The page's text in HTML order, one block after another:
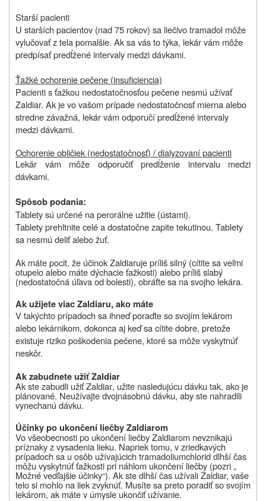
Starší pacienti
U starších pacientov (nad 75 rokov) sa liečivo tramadol môže
vylučovať z tela pomalšie. Ak sa vás to týka, lekár vám môže
predpísať predĺžené intervaly medzi dávkami.
Ťažké ochorenie pečene (insuficiencia)
Pacienti s ťažkou nedostatočnosťou pečene nesmú užívať
Zaldiar. Ak je vo vašom prípade nedostatočnosť mierna alebo
stredne závažná, lekár vám odporučí predĺžené intervaly
medzi dávkami.
Ochorenie obličiek (nedostatočnosť) / dialyzovaní pacienti
Lekár vám môže odporučiť predĺženie intervalu medzi
dávkami.
Spôsob podania:
Tablety sú určené na perorálne užitie (ústami).
Tablety prehltnite celé a dostatočne zapite tekutinou. Tablety
sa nesmú deliť alebo žuť.
Ak máte pocit, že účinokZaldiaruje príliš silný (cítite sa veľmi
otupelo alebo máte dýchacie ťažkosti) alebo príliš slabý
(nedostatočná úľava od bolesti), obráťte sa na svojho lekára.
Ak užijete viacZaldiaru,ako máte
V takýchto prípadoch sa ihneď poraďte so svojím lekárom
alebo lekárnikom, dokonca aj keď sa cítite dobre, pretože
existuje riziko poškodenia pečene, ktoré sa môže vyskytnúť
neskôr.
Ak zabudnete užiťZaldiar
Ak ste zabudli užiťZaldiar, užite nasledujúcu dávku tak, ako je
plánované. Neužívajte dvojnásobnú dávku, aby ste nahradili
vynechanú dávku.
Účinky po ukončení liečbyZaldiarom
Vo všeobecnosti po ukončení liečbyZaldiarom nevznikajú
príznaky z vysadenia lieku. Napriek tomu, v zriedkavých
prípadoch sa u osôb užívajúcich tramadoliumchlorid dlhší čas
môžu vyskytnúť ťažkosti pri náhlom ukončení liečby (pozri „
Možné vedľajšie účinky“). Ak ste dlhší čas užívaliZaldiar, vaše
telo si mohlo na liek zvyknúť. Musíte sa preto poradiť so svojím
lekárom, ak máte v úmysle ukončiť užívanie.